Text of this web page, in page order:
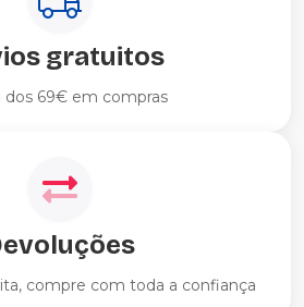
gratuitos
dos 69€ em compras
compre com toda a confiança